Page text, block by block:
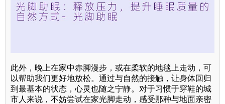
此外，晚上在家中赤脚漫步，或在柔软的地毯上走动，可
以帮助我们更好地放松。通过与自然的接触，让身体回归
到最基本的状态，心灵也随之宁静。对于习惯于穿鞋的城
市人来说，不妨尝试在家光脚走动，感受那种与地面亲密